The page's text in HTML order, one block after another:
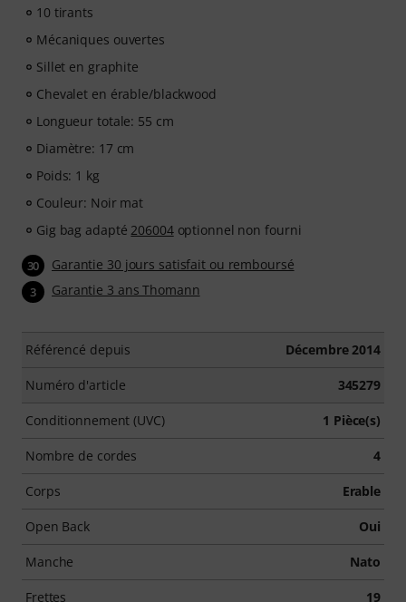
10 tirants
Mécaniques ouvertes
Sillet en graphite
Chevalet en érable/blackwood
Longueur totale: 55 cm
Diamètre: 17 cm
Poids: 1 kg
Couleur: Noir mat
Gig bag adapté 206004optionnel non fourni
30 Garantie 30 jours satisfait ou remboursé
3 Garantie 3 ans Thomann
Référencé depuis Décembre 2014
Numéro d'article 345279
Conditionnement (UVC) 1 Pièce(s)
Nombre de cordes 4
Corps Erable
Open Back Oui
Manche Nato
Frettes 19